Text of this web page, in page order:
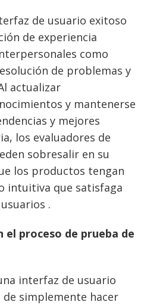
de usuario exitoso
de experiencia
como
de problemas y
actualizar
y mantenerse
y mejores
los evaluadores de
sobresalir en su
los productos tengan
intuitiva que satisfaga
.
el proceso de prueba de
interfaz de usuario
de simplemente hacer